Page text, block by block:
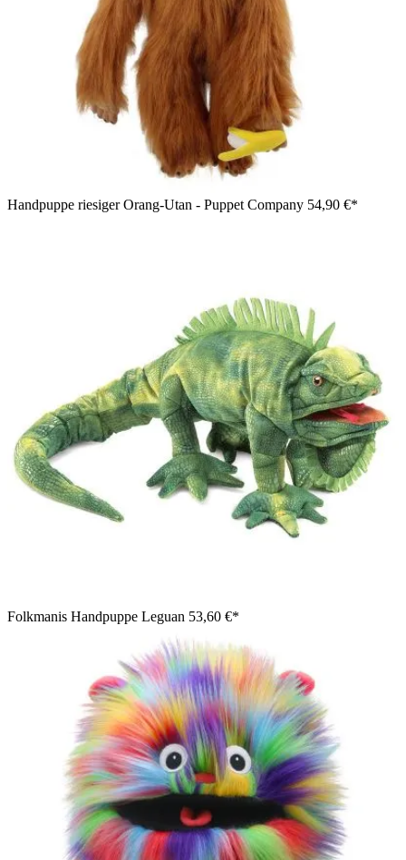
Handpuppe riesiger Orang-Utan - Puppet Company 54,90 €*
Folkmanis Handpuppe Leguan 53,60 €*